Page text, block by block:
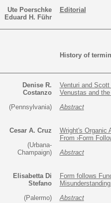
Ute Poerschke
Eduard H. Führ
Editorial
History of
Denise R.
Costanzo
(Pennsylvania)
Venturi and
Venustas and
Abstract
Cesar A. Cruz
(Urbana-
Champaign)
Wright's Organic
From ›Form
Abstract
Elisabetta Di
Stefano
(Palermo)
Form follows
Abstract